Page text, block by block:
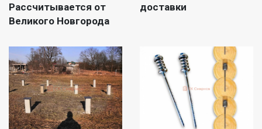
Рассчитывается от
Великого Новгорода
доставки